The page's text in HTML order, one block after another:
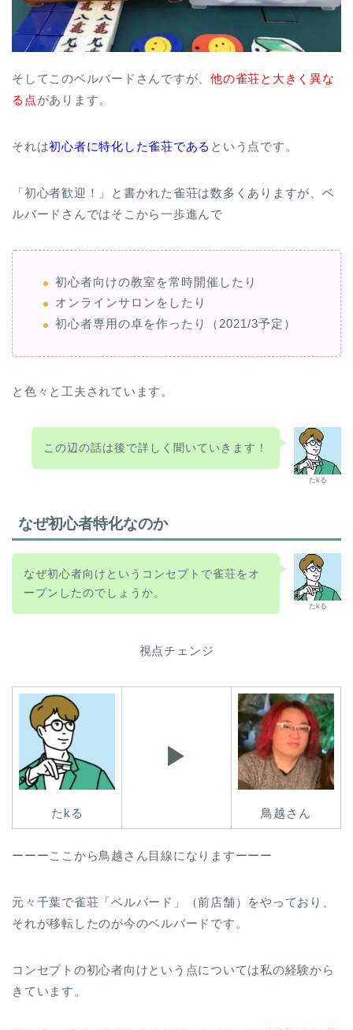
そしてこのベルバードさんですが、他の雀荘と大きく異な
る点があります。
それは初心者に特化した雀荘である という点です。
「初心者歓迎！」と書かれた雀荘は数多くありますが、ベ
ルバードさんではそこから一歩進んで
初心者向けの教室を常時開催したり
オンラインサロンをしたり
初心者専用の卓を作ったり（2021/3予定）
と色々と工夫されています。
たkる
この辺の話は後で詳しく聞いていきます！
なぜ初心者特化なのか
たkる
なぜ初心者向けというコンセプトで雀荘をオ
ープンしたのでしょうか。
視点チェンジ
たkる
▶︎
鳥越さん
ーーーここから鳥越さん目線になりますーーー
元々千葉で雀荘「ベルバード」（前店舗）をやっており、
それが移転したのが今のベルバードです。
コンセプトの初心者向けという点については私の経験から
きています。